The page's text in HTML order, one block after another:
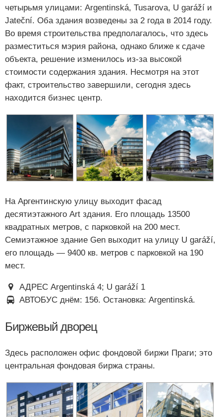
четырьмя улицами: Argentinská, Tusarova, U garáží и
Jateční. Оба здания возведены за 2 года в 2014 году.
Во время строительства предполагалось, что здесь
разместиться мэрия района, однако ближе к сдаче
объекта, решение изменилось из-за высокой
стоимости содержания здания. Несмотря на этот
факт, строительство завершили, сегодня здесь
находится бизнес центр.
На Аргентинскую улицу выходит фасад
десятиэтажного Art здания. Его площадь 13500
квадратных метров, с парковкой на 200 мест.
Семиэтажное здание Gen выходит на улицу U garáží,
его площадь — 9400 кв. метров с парковкой на 190
мест.
АДРЕС Argentinská 4; U garáží 1
АВТОБУС днём: 156. Остановка: Argentinská.
Биржевый дворец
Здесь расположен офис фондовой биржи Праги; это
центральная фондовая биржа страны.